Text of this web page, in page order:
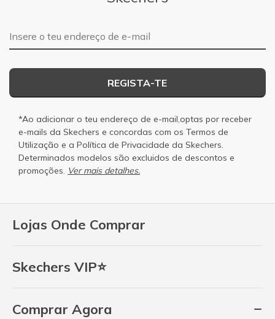
Lojas Onde Comprar
Skechers VIP⭐
Comprar Agora
Endereço de e-mail
REGISTA-TE
*Ao adicionar o teu endereço de e-mail,optas por receber
e-mails da Skechers e concordas com os Termos de
Utilização e a Política de Privacidade da Skechers.
Determinados modelos são excluidos de descontos e
promoções. Ver mais detalhes.